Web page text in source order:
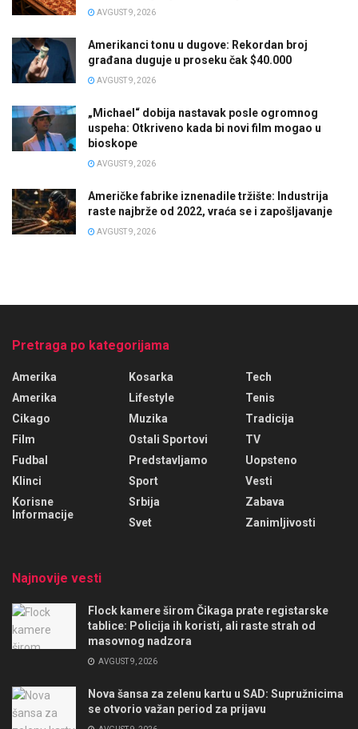
AVGUST 9, 2026
Amerikanci tonu u dugove: Rekordan broj
građana duguje u proseku čak $40.000
AVGUST 9, 2026
„Michael“ dobija nastavak posle ogromnog
uspeha: Otkriveno kada bi novi film mogao u
bioskope
AVGUST 9, 2026
Američke fabrike iznenadile tržište: Industrija
raste najbrže od 2022, vraća se i zapošljavanje
AVGUST 9, 2026
Pretraga po kategorijama
Amerika
Amerika
Cikago
Film
Fudbal
Klinci
Korisne
Informacije
Kosarka
Lifestyle
Muzika
Ostali Sportovi
Predstavljamo
Sport
Srbija
Svet
Tech
Tenis
Tradicija
TV
Uopsteno
Vesti
Zabava
Zanimljivosti
Najnovije vesti
Flock kamere širom Čikaga prate registarske
tablice: Policija ih koristi, ali raste strah od
masovnog nadzora
AVGUST 9, 2026
Nova šansa za zelenu kartu u SAD: Supružnicima
se otvorio važan period za prijavu